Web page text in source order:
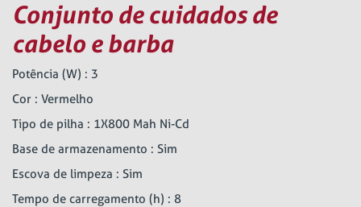
Conjunto de cuidados de
cabelo e barba
Potência (W) : 3
Cor : Vermelho
Tipo de pilha : 1X800 Mah Ni-Cd
Base de armazenamento : Sim
Escova de limpeza : Sim
Tempo de carregamento (h) : 8